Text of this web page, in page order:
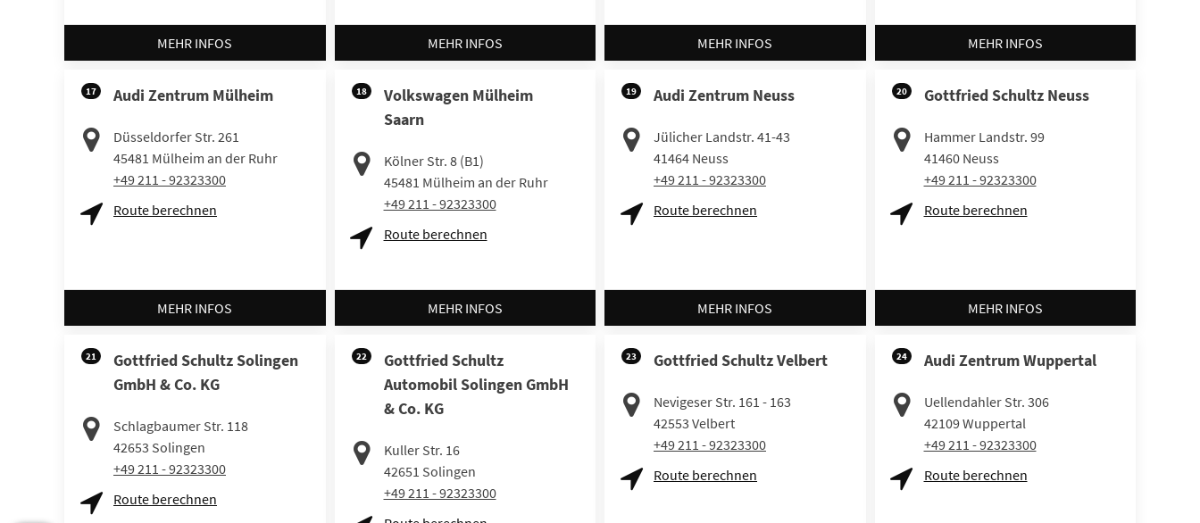
MEHR INFOS MEHR INFOS MEHR INFOS MEHR INFOS
17 Audi Zentrum Mülheim
Düsseldorfer Str. 261
45481 Mülheim an der Ruhr
+49 211 - 92323300
Route berechnen
MEHR INFOS
18
Volkswagen Mülheim
Saarn
Kölner Str. 8 (B1)
45481 Mülheim an der Ruhr
+49 211 - 92323300
Route berechnen
MEHR INFOS
19 Audi Zentrum Neuss
Jülicher Landstr. 41-43
41464 Neuss
+49 211 - 92323300
Route berechnen
MEHR INFOS
20 Gottfried Schultz Neuss
Hammer Landstr. 99
41460 Neuss
+49 211 - 92323300
Route berechnen
MEHR INFOS
21
Gottfried Schultz Solingen
GmbH & Co. KG
Schlagbaumer Str. 118
42653 Solingen
+49 211 - 92323300
Route berechnen
22
Gottfried Schultz
Automobil Solingen GmbH
& Co. KG
Kuller Str. 16
42651 Solingen
+49 211 - 92323300
23 Gottfried Schultz Velbert
Nevigeser Str. 161 - 163
42553 Velbert
+49 211 - 92323300
Route berechnen
24 Audi Zentrum Wuppertal
Uellendahler Str. 306
42109Wuppertal
+49 211 - 92323300
Route berechnen